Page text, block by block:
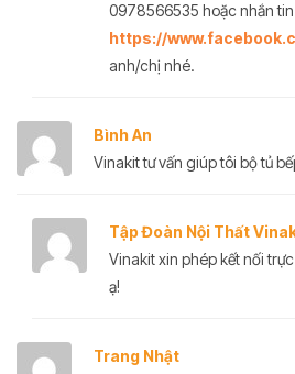
0978566535 hoặc nhắn
https://
anh/chị nhé.
Bình An
Vinakit tư vấn giúp tôi bộ tủ
Tập Đoàn Nội Thất
Vinakit xin phép kết nối
ạ!
Trang Nhật